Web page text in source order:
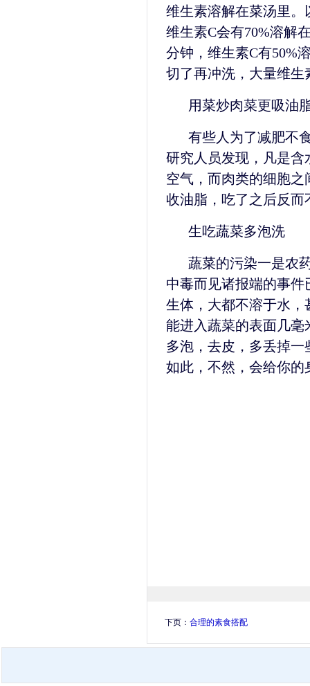
维生素溶解在菜汤里。
维生素C会有70%溶解
分钟，维生素C有50%
切了再冲洗，大量维生
用菜炒肉菜更吸油
有些人为了减肥不
研究人员发现，凡是
空气，而肉类的细胞
收油脂，吃了之后反而
生吃蔬菜多泡洗
蔬菜的污染一是农
中毒而见诸报端的事
生体，大都不溶于水
能进入蔬菜的表面几
多泡，去皮，多丢掉
如此，不然，会给你的
下页： 合理的素食搭配